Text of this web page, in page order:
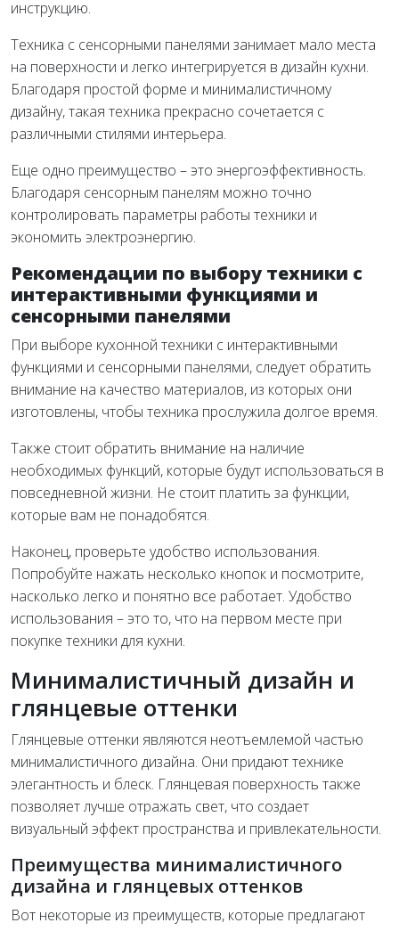
инструкцию.
Техника с сенсорными панелями занимает мало места
на поверхности и легко интегрируется в дизайн кухни.
Благодаря простой форме и минималистичному
дизайну, такая техника прекрасно сочетается с
различными стилями интерьера.
Еще одно преимущество – это энергоэффективность.
Благодаря сенсорным панелям можно точно
контролировать параметры работы техники и
экономить электроэнергию.
Рекомендации по выбору техники с
интерактивными функциями и
сенсорными панелями
При выборе кухонной техники с интерактивными
функциями и сенсорными панелями, следует обратить
внимание на качество материалов, из которых они
изготовлены, чтобы техника прослужила долгое время.
Также стоит обратить внимание на наличие
необходимых функций, которые будут использоваться в
повседневной жизни. Не стоит платить за функции,
которые вам не понадобятся.
Наконец, проверьте удобство использования.
Попробуйте нажать несколько кнопок и посмотрите,
насколько легко и понятно все работает. Удобство
использования – это то, что на первом месте при
покупке техники для кухни.
Минималистичный дизайн и
глянцевые оттенки
Глянцевые оттенки являются неотъемлемой частью
минималистичного дизайна. Они придают технике
элегантность и блеск. Глянцевая поверхность также
позволяет лучше отражать свет, что создает
визуальный эффект пространства и привлекательности.
Преимущества минималистичного
дизайна и глянцевых оттенков
Вот некоторые из преимуществ, которые предлагают